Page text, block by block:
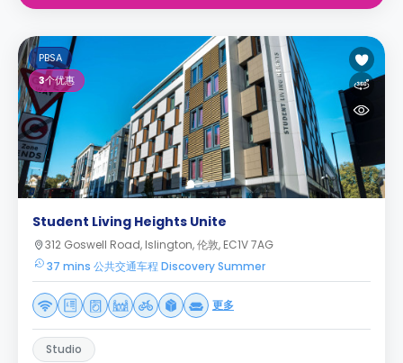
PBSA
3个优惠
Student Living Heights Unite
312 Goswell Road, Islington, 伦敦, EC1V 7AG
37 mins 公共交通车程 Discovery Summer
更多
Studio